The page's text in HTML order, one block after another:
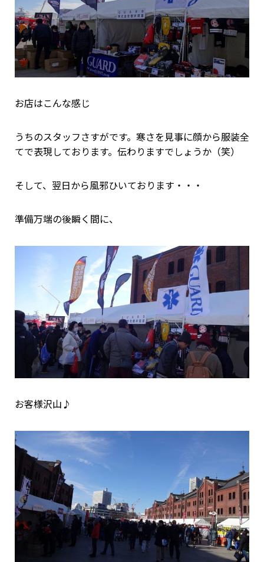
お店はこんな感じ
うちのスタッフさすがです。寒さを見事に顔から服装全
てで表現しております。伝わりますでしょうか（笑）
そして、翌日から風邪ひいております・・・
準備万端の後瞬く間に、
お客様沢山♪